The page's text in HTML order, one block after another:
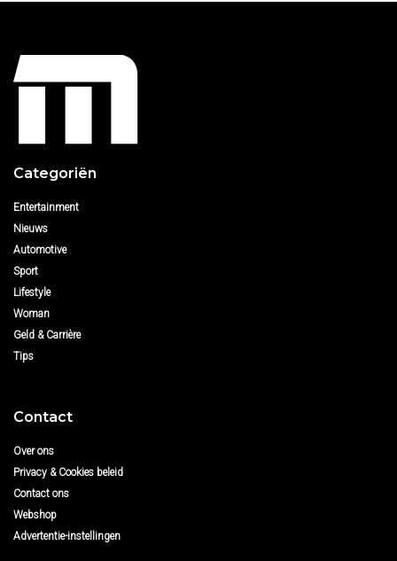
Categoriën
Entertainment
Nieuws
Automotive
Sport
Lifestyle
Woman
Geld & Carrière
Tips
Contact
Over ons
Privacy & Cookies beleid
Contact ons
Webshop
Advertentie-instellingen